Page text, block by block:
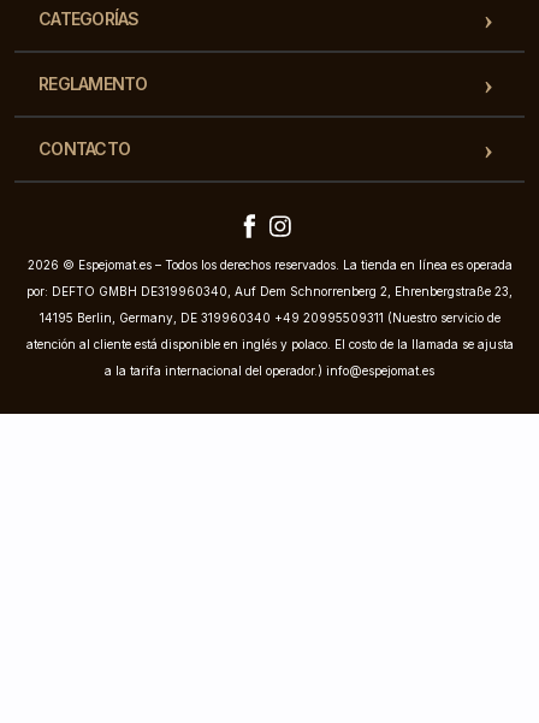
CATEGORÍAS
REGLAMENTO
CONTACTO
2026 © Espejomat.es – Todos los derechos reservados. La tienda en línea es operada
por: DEFTO GMBH DE319960340, Auf Dem Schnorrenberg 2, Ehrenbergstraße 23,
14195 Berlin, Germany, DE 319960340 +49 20995509311 (Nuestro servicio de
atención al cliente está disponible en inglés y polaco. El costo de la llamada se ajusta
a la tarifa internacional del operador.) info@espejomat.es